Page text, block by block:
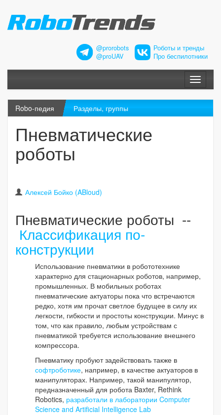
@prorobots
@proUAV
Роботы и тренды
Про беспилотники
Меню
Robo-педия Разделы, группы
Пневматические
роботы
Алексей Бойко (ABloud)
Пневматические роботы --
Классификация по-
конструкции
Использование пневматики в робототехнике
характерно для стационарных роботов, например,
промышленных. В мобильных роботах
пневматические актуаторы пока что встречаются
редко, хотя им прочат светлое будущее в силу их
легкости, гибкости и простоты конструкции. Минус в
том, что как правило, любым устройствам с
пневматикой требуется использование внешнего
компрессора.
Пневматику пробуют задействовать также в
софтроботике, например, в качестве актуаторов в
манипуляторах. Например, такой манипулятор,
предназначенный для робота Baxter, Rethink
Robotics, разработали в лаборатории Computer
Science and Artificial Intelligence Lab